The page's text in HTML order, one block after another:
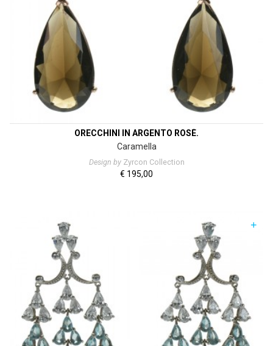
ORECCHINI IN ARGENTO ROSÈ.
Caramella
Design byZyrcon Collection
€ 195,00
+